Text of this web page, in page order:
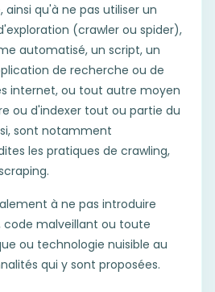
ainsi qu'à ne pas utiliser un
(crawler ou spider),
automatisé, un script, un
de recherche ou de
internet, ou tout autre moyen
ou d'indexer tout ou partie du
sont notamment
les pratiques de crawling,
à ne pas introduire
code malveillant ou toute
ou technologie nuisible au
qui y sont proposées.